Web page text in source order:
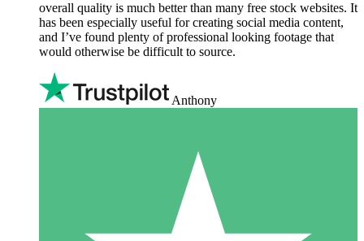
overall quality is much better than many free stock websites. It
has been especially useful for creating social media content,
and I’ve found plenty of professional looking footage that
would otherwise be difficult to source.
Anthony